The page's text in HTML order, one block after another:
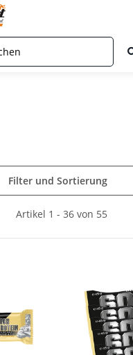
Filter und Sortierung
Artikel 1 - 36 von 55